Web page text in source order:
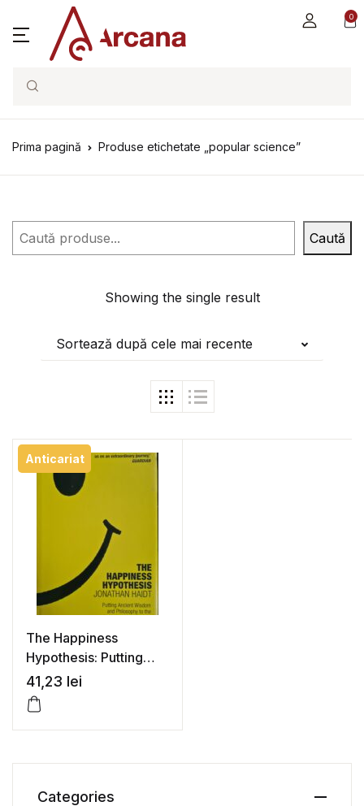
0
Search
Prima pagină Produse etichetate „popular science”
Caută Caută
Showing the single result
Sortează după cele mai recente
Anticariat
The Happiness
Hypothesis: Putting
Ancient Wisdom and
Philosophy to the Test
of Modern Science –
Jonathan Haidt
41,23 lei
Categories